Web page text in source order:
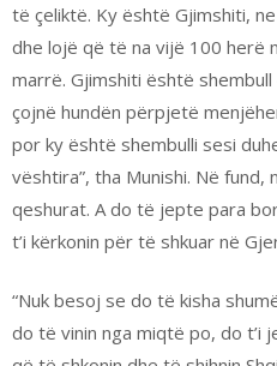
të çeliktë. Ky është Gjimshiti,
dhe lojë që të na vijë 100 herë
marrë. Gjimshiti është
çojnë hundën përpjetë
por ky është shembulli sesi
vështira”, tha Munishi. Në
qeshurat. A do të jepte para
t’i kërkonin për të shkuar në
“Nuk besoj se do të kisha
do të vinin nga miqtë po, do t’i